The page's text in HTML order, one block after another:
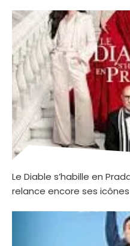
Le Diable s’habille en
relance encore ses